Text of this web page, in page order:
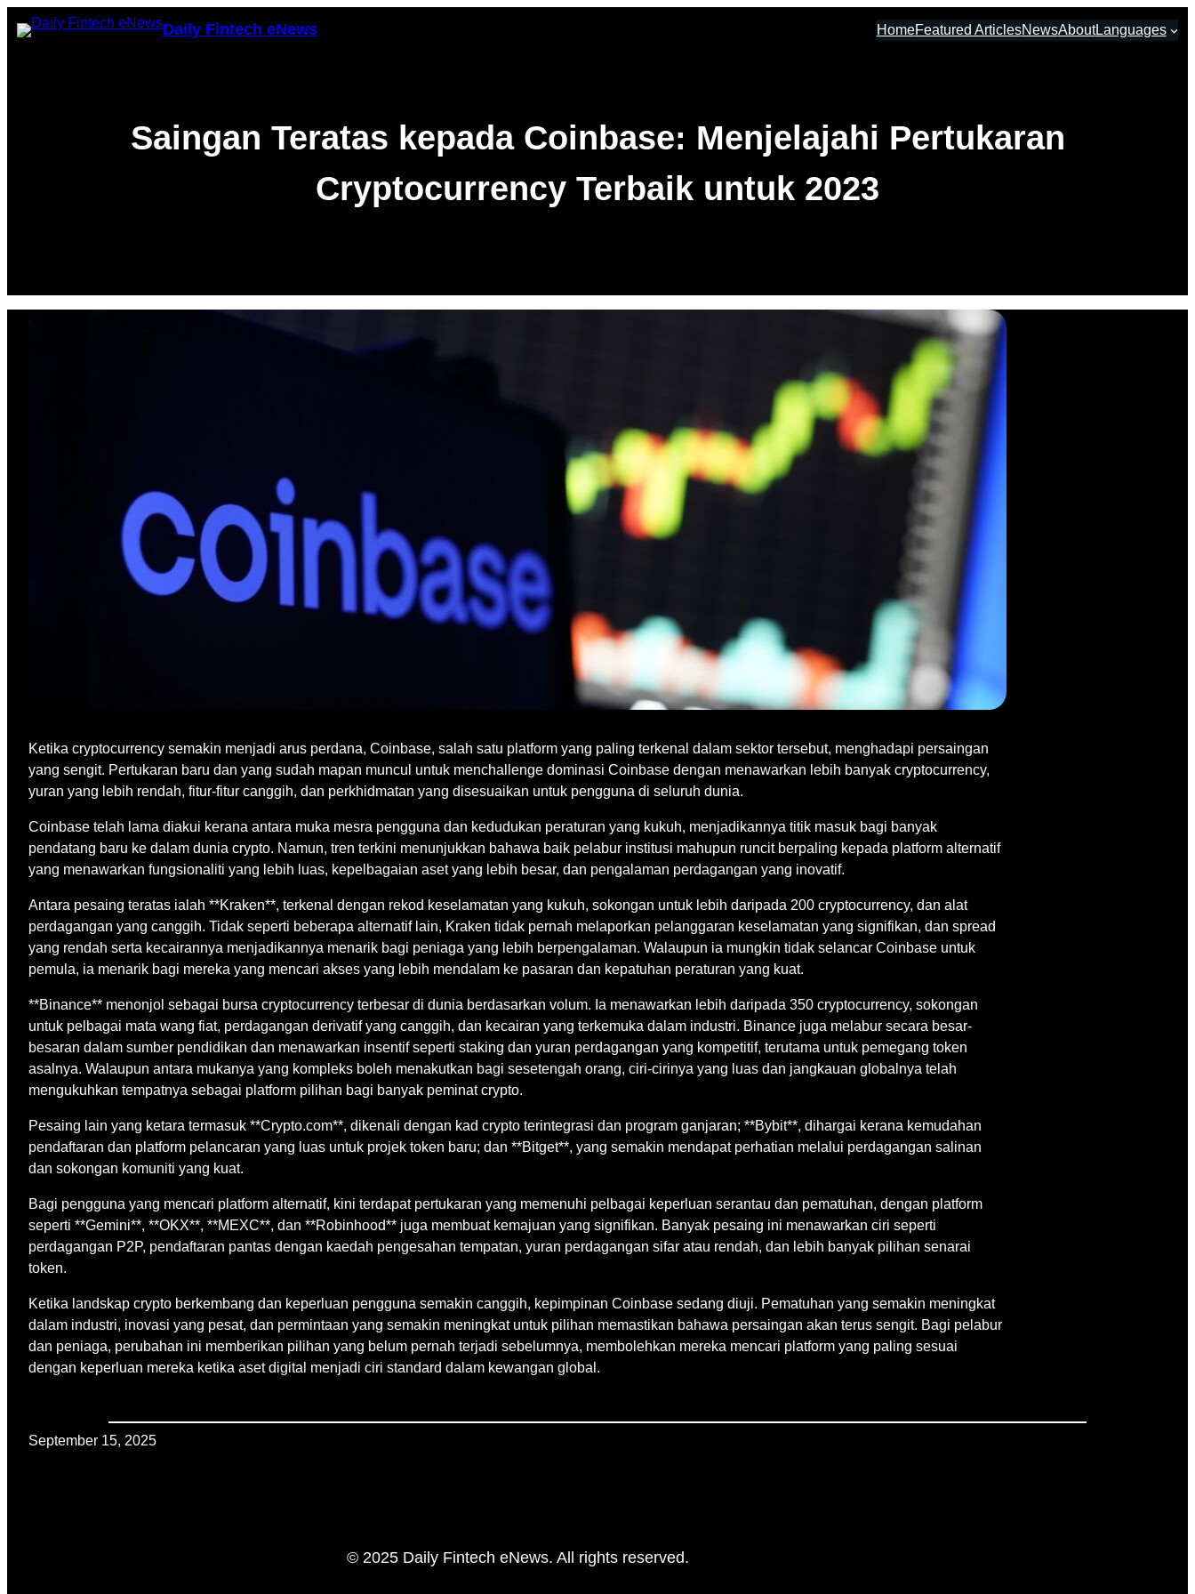
Skip
to
Daily Fintech eNews HomeFeatured ArticlesNewsAboutLanguages
Saingan Teratas kepada Coinbase: Menjelajahi Pertukaran
Cryptocurrency Terbaik untuk 2023
Ketika cryptocurrency semakin menjadi arus perdana, Coinbase, salah satu platform yang paling terkenal dalam sektor tersebut, menghadapi persaingan
yang sengit. Pertukaran baru dan yang sudah mapan muncul untuk menchallenge dominasi Coinbase dengan menawarkan lebih banyak cryptocurrency,
yuran yang lebih rendah, fitur-fitur canggih, dan perkhidmatan yang disesuaikan untuk pengguna di seluruh dunia.
Coinbase telah lama diakui kerana antara muka mesra pengguna dan kedudukan peraturan yang kukuh, menjadikannya titik masuk bagi banyak
pendatang baru ke dalam dunia crypto. Namun, tren terkini menunjukkan bahawa baik pelabur institusi mahupun runcit berpaling kepada platform alternatif
yang menawarkan fungsionaliti yang lebih luas, kepelbagaian aset yang lebih besar, dan pengalaman perdagangan yang inovatif.
Antara pesaing teratas ialah **Kraken**, terkenal dengan rekod keselamatan yang kukuh, sokongan untuk lebih daripada 200 cryptocurrency, dan alat
perdagangan yang canggih. Tidak seperti beberapa alternatif lain, Kraken tidak pernah melaporkan pelanggaran keselamatan yang signifikan, dan spread
yang rendah serta kecairannya menjadikannya menarik bagi peniaga yang lebih berpengalaman. Walaupun ia mungkin tidak selancar Coinbase untuk
pemula, ia menarik bagi mereka yang mencari akses yang lebih mendalam ke pasaran dan kepatuhan peraturan yang kuat.
**Binance** menonjol sebagai bursa cryptocurrency terbesar di dunia berdasarkan volum. Ia menawarkan lebih daripada 350 cryptocurrency, sokongan
untuk pelbagai mata wang fiat, perdagangan derivatif yang canggih, dan kecairan yang terkemuka dalam industri. Binance juga melabur secara besar-
besaran dalam sumber pendidikan dan menawarkan insentif seperti staking dan yuran perdagangan yang kompetitif, terutama untuk pemegang token
asalnya. Walaupun antara mukanya yang kompleks boleh menakutkan bagi sesetengah orang, ciri-cirinya yang luas dan jangkauan globalnya telah
mengukuhkan tempatnya sebagai platform pilihan bagi banyak peminat crypto.
Pesaing lain yang ketara termasuk **Crypto.com**, dikenali dengan kad crypto terintegrasi dan program ganjaran; **Bybit**, dihargai kerana kemudahan
pendaftaran dan platform pelancaran yang luas untuk projek token baru; dan **Bitget**, yang semakin mendapat perhatian melalui perdagangan salinan
dan sokongan komuniti yang kuat.
Bagi pengguna yang mencari platform alternatif, kini terdapat pertukaran yang memenuhi pelbagai keperluan serantau dan pematuhan, dengan platform
seperti **Gemini**, **OKX**, **MEXC**, dan **Robinhood** juga membuat kemajuan yang signifikan. Banyak pesaing ini menawarkan ciri seperti
perdagangan P2P, pendaftaran pantas dengan kaedah pengesahan tempatan, yuran perdagangan sifar atau rendah, dan lebih banyak pilihan senarai
token.
Ketika landskap crypto berkembang dan keperluan pengguna semakin canggih, kepimpinan Coinbase sedang diuji. Pematuhan yang semakin meningkat
dalam industri, inovasi yang pesat, dan permintaan yang semakin meningkat untuk pilihan memastikan bahawa persaingan akan terus sengit. Bagi pelabur
dan peniaga, perubahan ini memberikan pilihan yang belum pernah terjadi sebelumnya, membolehkan mereka mencari platform yang paling sesuai
dengan keperluan mereka ketika aset digital menjadi ciri standard dalam kewangan global.
September 15, 2025
© 2025 Daily Fintech eNews. All rights reserved.